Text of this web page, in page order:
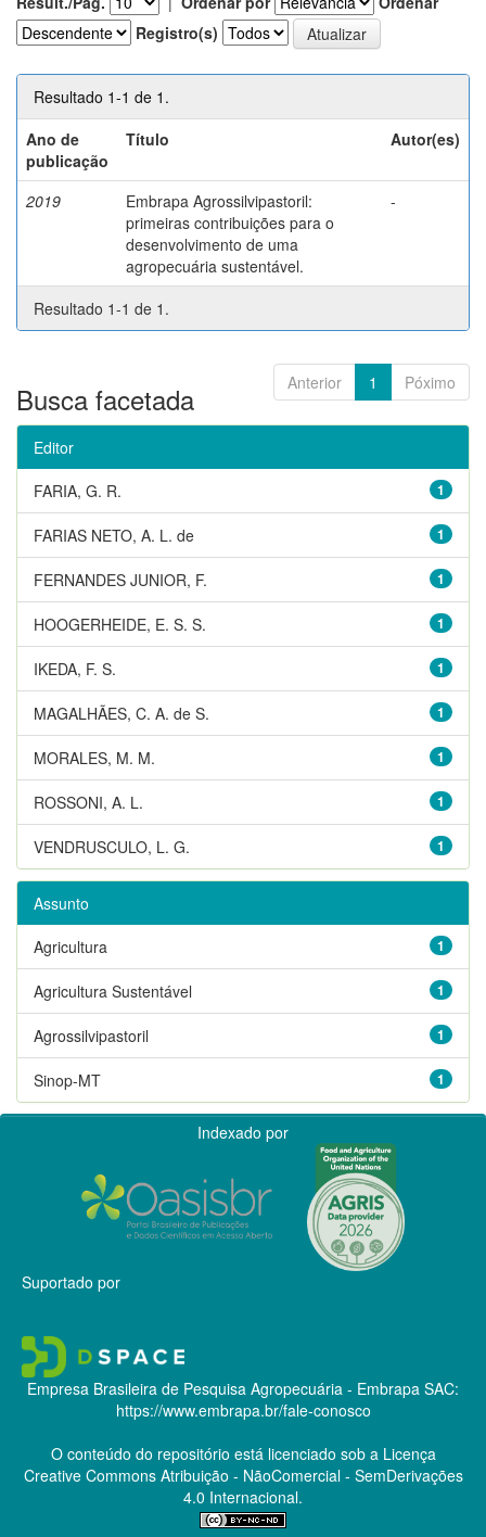
Registro(s)
Resultado 1-1 de 1.
Ano de
publicação
Título Autor(es)
2019
Embrapa Agrossilvipastoril:
primeiras contribuições para o
desenvolvimento de uma
agropecuária sustentável.
-
Resultado 1-1 de 1.
Anterior 1 Póximo
Busca facetada
Editor
1
FARIA, G. R.
1
FARIAS NETO, A. L. de
1
FERNANDES JUNIOR, F.
1
HOOGERHEIDE, E. S. S.
1
IKEDA, F. S.
1
MAGALHÃES, C. A. de S.
1
MORALES, M. M.
1
ROSSONI, A. L.
1
VENDRUSCULO, L. G.
Assunto
1
Agricultura
1
Agricultura Sustentável
1
Agrossilvipastoril
1
Sinop-MT
Indexado por
Suportado por
Empresa Brasileira de Pesquisa Agropecuária - Embrapa SAC:
https://www.embrapa.br/fale-conosco
O conteúdo do repositório está licenciado sob a Licença
Creative CommonsAtribuição - NãoComercial - SemDerivações
4.0 Internacional.